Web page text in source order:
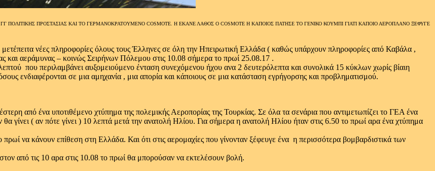
ΠΡΟΣΤΑΣΙΑΣ ΚΑΙ ΤΟ ΓΕΡΜΑΝΟΚΡΑΤΟΥΜΕΝΟ COSMOTE. H ΕΚΑΝΕ ΛΑΘΟΣ Ο COSMOTE H KΑΠΟΙΟΣ ΠΑΤΗΣΕ ΤΟ ΓΕΝΙΚΟ ΚΟΥΜΠΙ ΓΙΑΤΙ ΚΑΠΟΙΟ ΑΕΡΟΠΛΑΝΟ ΞΕΦΥΓΕ
νέες πληροφορίες όλους τους Έλληνες σε όλη την Ηπειρωτική Ελλάδα ( καθώς υπάρχουν πληροφορίες από Καβάλα ,
και αεράμυνας – κοινώς Σειρήνων Πόλεμου στις 10.08 σήμερα το πρωί 25.08.17 .
που περιλαμβάνει αυξομειούμενο ένταση συνεχόμενου ήχου ανα 2 δευτερόλεπτα και συνολικά 15 κύκλων χωρίς βίαιη
ενδιαφέρονται σε μια αμηχανία , μια απορία και κάποιους σε μια κατάσταση εγρήγορσης και προβληματισμού.
από ένα υποτιθέμενο χτύπημα της πολεμικής Αεροπορίας της Τουρκίας. Σε όλα τα σενάρια που αντιμετωπίζει το ΓΕΑ ένα
γίνει ( αν πότε γίνει ) 10 λεπτά μετά την ανατολή Ηλίου. Για σήμερα η ανατολή Ηλίου ήταν στις 6.50 το πρωί αρα ένα χτύπημα
να κάνουν επίθεση στη Ελλάδα. Και ότι στις αερομαχίες που γίνονταν ξέφευγε ένα η περισσότερα βομβαρδιστικά των
από τις 10 αρα στις 10.08 το πρωί θα μπορούσαν να εκτελέσουν βολή.